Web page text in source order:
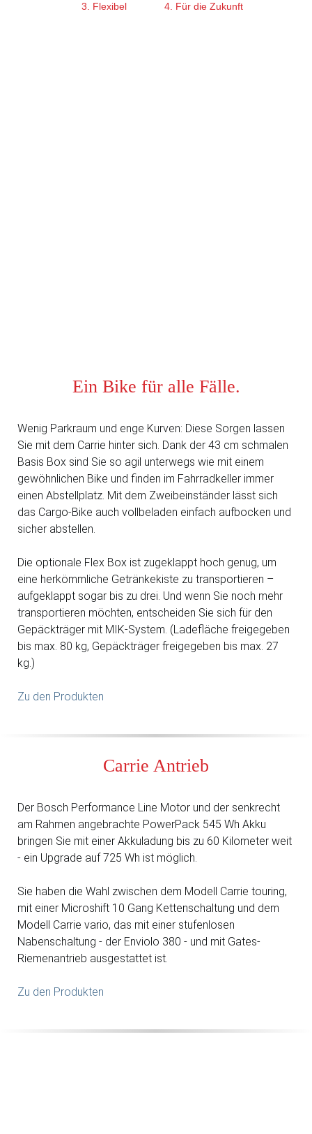
3. Flexibel 4. Für die Zukunft
Ein Bike für alle Fälle.
Wenig Parkraum und enge Kurven: Diese Sorgen lassen
Sie mit dem Carrie hinter sich. Dank der 43 cm schmalen
Basis Box sind Sie so agil unterwegs wie mit einem
gewöhnlichen Bike und finden im Fahrradkeller immer
einen Abstellplatz. Mit dem Zweibeinständer lässt sich
das Cargo-Bike auch vollbeladen einfach aufbocken und
sicher abstellen.
Die optionale Flex Box ist zugeklappt hoch genug, um
eine herkömmliche Getränkekiste zu transportieren –
aufgeklappt sogar bis zu drei. Und wenn Sie noch mehr
transportieren möchten, entscheiden Sie sich für den
Gepäckträger mit MIK-System. (Ladefläche freigegeben
bis max. 80 kg, Gepäckträger freigegeben bis max. 27
kg.)
Zu den Produkten
Carrie Antrieb
Der Bosch Performance Line Motor und der senkrecht
am Rahmen angebrachte PowerPack 545 Wh Akku
bringen Sie mit einer Akkuladung bis zu 60 Kilometer weit
- ein Upgrade auf 725 Wh ist möglich.
Sie haben die Wahl zwischen dem Modell Carrie touring,
mit einer Microshift 10 Gang Kettenschaltung und dem
Modell Carrie vario, das mit einer stufenlosen
Nabenschaltung - der Enviolo 380 - und mit Gates-
Riemenantrieb ausgestattet ist.
Zu den Produkten